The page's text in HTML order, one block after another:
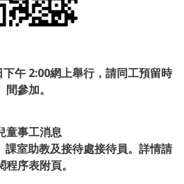
午 2:00網上舉行，請同工預留時
間參加。
童事工消息
課室助教及接待處接待員。詳情請
程序表附頁。